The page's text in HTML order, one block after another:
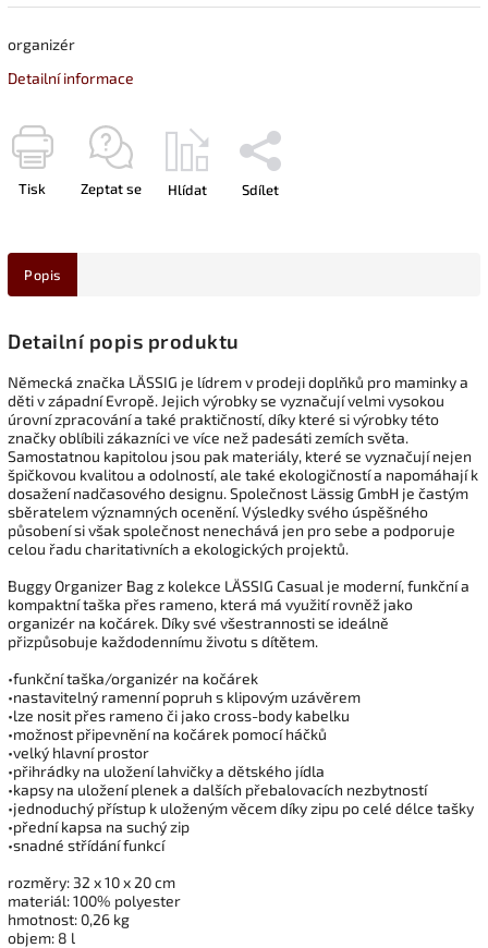
organizér
Detailní informace
Tisk Zeptat se Hlídat Sdílet
Popis
Detailní popis produktu
Německá značka LÄSSIG je lídrem v prodeji doplňků pro maminky a
děti v západní Evropě. Jejich výrobky se vyznačují velmi vysokou
úrovní zpracování a také praktičností, díky které si výrobky této
značky oblíbili zákazníci ve více než padesáti zemích světa.
Samostatnou kapitolou jsou pak materiály, které se vyznačují nejen
špičkovou kvalitou a odolností, ale také ekologičností a napomáhají k
dosažení nadčasového designu. Společnost Lässig GmbH je častým
sběratelem významných ocenění. Výsledky svého úspěšného
působení si však společnost nenechává jen pro sebe a podporuje
celou řadu charitativních a ekologických projektů.
Buggy Organizer Bag z kolekce LÄSSIG Casual je moderní, funkční a
kompaktní taška přes rameno, která má využití rovněž jako
organizér na kočárek. Díky své všestrannosti se ideálně
přizpůsobuje každodennímu životu s dítětem.
•funkční taška/organizér na kočárek
•nastavitelný ramenní popruh s klipovým uzávěrem
•lze nosit přes rameno či jako cross-body kabelku
•možnost připevnění na kočárek pomocí háčků
•velký hlavní prostor
•přihrádky na uložení lahvičky a dětského jídla
•kapsy na uložení plenek a dalších přebalovacích nezbytností
•jednoduchý přístup k uloženým věcem díky zipu po celé délce tašky
•přední kapsa na suchý zip
•snadné střídání funkcí
rozměry: 32 x 10 x 20 cm
materiál: 100% polyester
hmotnost: 0,26 kg
objem: 8 l